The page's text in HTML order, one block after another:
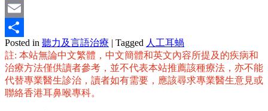
Mastodon
Email
分
享
Posted in 聽力及言語治療 | Tagged 人工耳蝸
註: 本站無論中文繁體，中文簡體和英文內容所提及的疾病和
治療方法僅供讀者參考，並不代表本站推薦該種療法，亦不能
代替專業醫生診治，讀者如有需要，應該尋求專業醫生意見或
聯絡香港耳鼻喉專科。